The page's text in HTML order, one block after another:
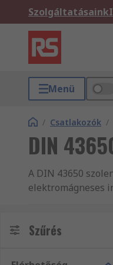
Szolgáltatásaink
Menü
/ Csatlakozók /
DIN
A DIN 43650
elektromágneses
A DIN 43650
belül működjenek.
Szűrés